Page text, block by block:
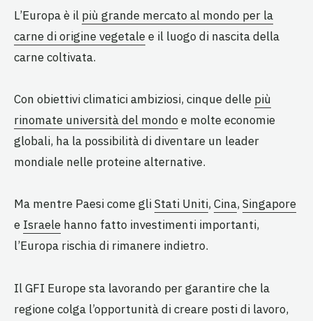
L’Europa è il più grande mercato al mondo per la
carne di origine vegetalee il luogo di nascita della
carne coltivata.
Con obiettivi climatici ambiziosi, cinque delle più
rinomate università del mondoe molte economie
globali, ha la possibilità di diventare un leader
mondiale nelle proteine alternative.
Ma mentre Paesi come gliStati Uniti, Cina, Singapore
e Israele hanno fatto investimenti importanti,
l’Europa rischia di rimanere indietro.
Il GFI Europe sta lavorando per garantire che la
regione colga l’opportunità di creare posti di lavoro,